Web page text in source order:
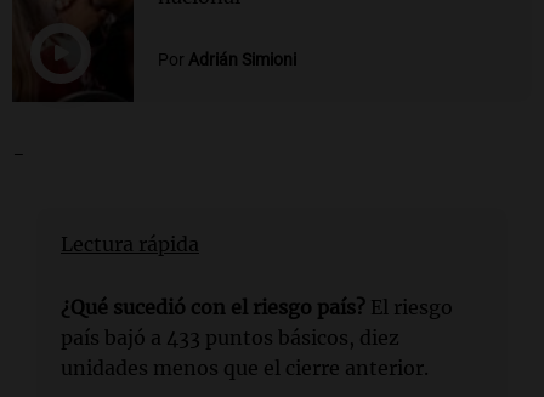
Por Adrián Simioni
-
Lectura rápida
¿Qué sucedió con el riesgo país? El riesgo
país bajó a 433 puntos básicos, diez
unidades menos que el cierre anterior.